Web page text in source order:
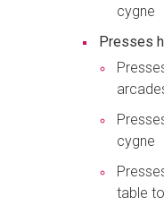
cygne
Presses
cygne
table